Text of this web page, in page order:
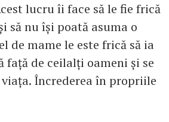
lucru îi face să le fie frică
să nu își poată asuma o
de mame le este frică să ia
față de ceilalți oameni și se
Încrederea în propriile